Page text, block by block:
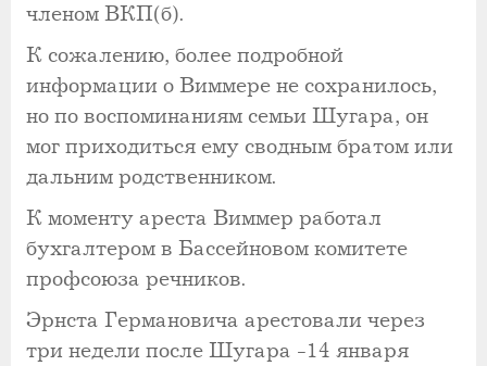
членом ВКП(б).
К сожалению, более подробной
информации о Виммере не сохранилось,
но по воспоминаниям семьи Шугара, он
мог приходиться ему сводным братом или
дальним родственником.
К моменту ареста Виммер работал
бухгалтером в Бассейновом комитете
профсоюза речников.
Эрнста Германовича арестовали через
три недели после Шугара -14 января